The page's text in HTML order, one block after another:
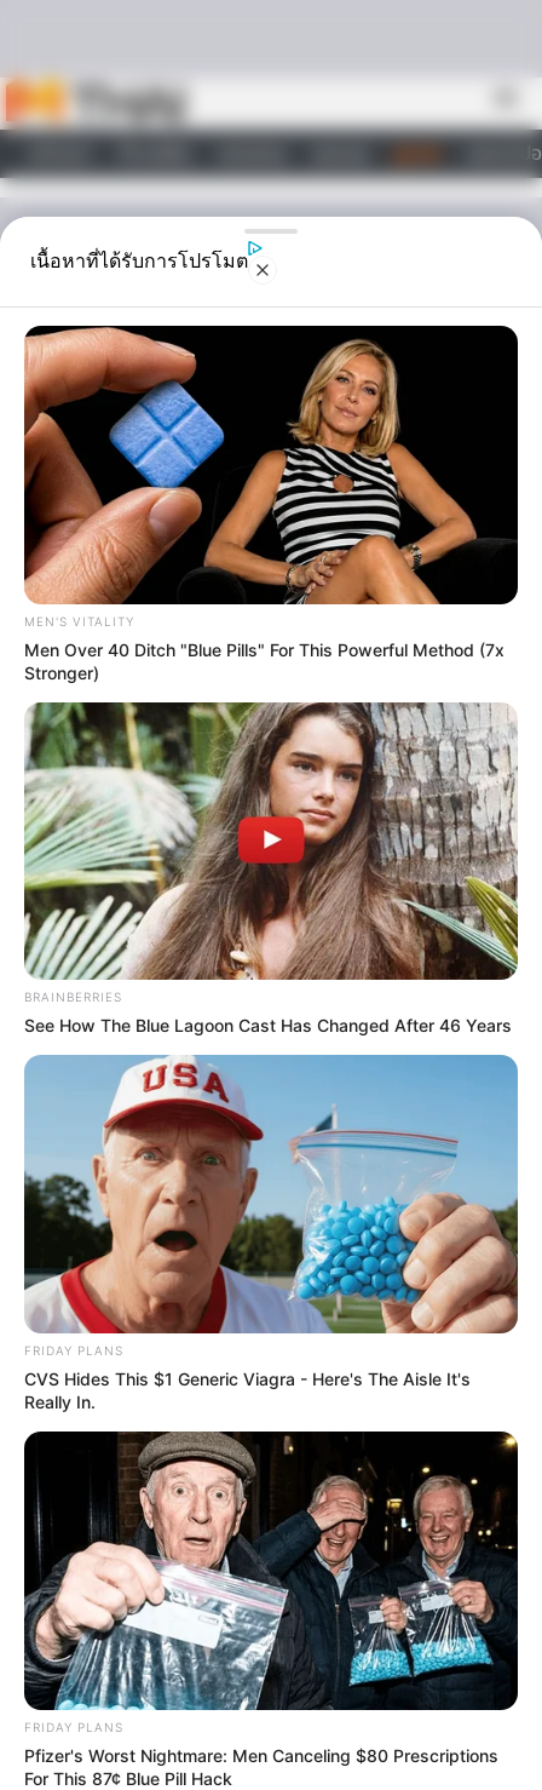
วอลเปเ
ไลฟ์สไตล์
ดูดวง
คุณเชื่อเรื่อง บาปบุญ
คุณโทษ หรือไม่
คุณเชื่อเรื่อง บาปบุญ คุณโทษ บ้างไหมครับ ว่ามีจริงหรือไม่ และถ้ามีจริง
คุณรู้ความหมายที่ลึกซึ้งของคำเหล่านี้หรือไม่ วันนี้ เรามีข้อมูลมาฝากกัน
Home/ดูดวง/ คุณเชื่อเรื่อง บาปบุญ คุณโทษ หรือไม่
ดูดวง|
9 ต.ค. 2012
แบ่งปัน
คุณเชื่อเรื่อง บาปบุญ คุณโทษ
หรือไม่
คุณเชื่อเรื่อง บาปบุญ คุณโทษ บ้างไหมครับ ว่ามีจริงหรือ
ไม่ และถ้ามีจริง คุณรู้จักความหมายของ บาปบุญ คุณโทษ
มากน้อยเพียงใด บ้างคนกระทำสิ่งใดลงไป ก็จะตระหนัก
และคำนึงถึงคำว่า บาป บุญ คุณ โทษ อยู่เสมอ แต่ก็ยังทำ
ทั้งนี้เราเคยรู้ความหมายที่ลึกซึ้งของคำเหล่านี้หรือไม่ วันนี้
Horoscope.Mthai.comจึงนำข้อมูลดีๆ และราย
ละเอียดต่างๆ เหล่านี้มาบอกกันครับ เพื่อที่จะได้เป็น
ประโยชน์กับคุณผู้อ่านทุกคนนะครับ
บาปบุญ คุณโทษ บาป (Bad, Crime,Def)
หมายถึง สิ่งที่ทำให้จิตใจเสีย คือ มีคุณภาพต่ำลง ไม่ว่าจะ
เสีย ในแง่ไหนก็เรียกว่า บาป ทั้งสิ้น สิ่งที่ทำแล้วเป็น บาป
คือ อกุศลกรรมบถ 10 ได้แก่
1.ฆ่าสัตว์
2.ลักทรัพย์
3.ประพฤติผิดในกาม
4.พูดเท็จ
5.พูดส่อเสียด
6.พูดคำหยาบ
7.พูดเพ้อเจ้อ
8.คิดโลภมาก
9.คิดพยาบาท
10.มีความเห็นผิด
เนื้อหาที่ได้รับการโปรโมต
MEN'S VITALITY
Men Over 40 Ditch "Blue Pills" For This Powerful Method (7x
Stronger)
BRAINBERRIES
See How The Blue Lagoon Cast Has Changed After 46 Years
FRIDAY PLANS
CVS Hides This $1 Generic Viagra - Here's The Aisle It's
Really In.
FRIDAY PLANS
Pfizer's Worst Nightmare: Men Canceling $80 Prescriptions
For This 87¢ Blue Pill Hack